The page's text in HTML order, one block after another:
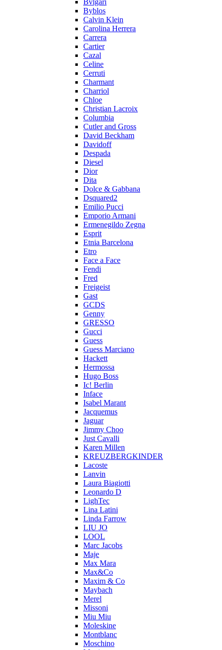
Bvlgari
Byblos
Calvin Klein
Carolina Herrera
Carrera
Cartier
Cazal
Celine
Cerruti
Charmant
Charriol
Chloe
Christian Lacroix
Columbia
Cutler and Gross
David Beckham
Davidoff
Despada
Diesel
Dior
Dita
Dolce & Gabbana
Dsquared2
Emilio Pucci
Emporio Armani
Ermenegildo Zegna
Esprit
Etnia Barcelona
Etro
Face a Face
Fendi
Fred
Freigeist
Gast
GCDS
Genny
GRESSO
Gucci
Guess
Guess Marciano
Hackett
Hermossa
Hugo Boss
Ic! Berlin
Inface
Isabel Marant
Jacquemus
Jaguar
Jimmy Choo
Just Cavalli
Karen Millen
KREUZBERGKINDER
Lacoste
Lanvin
Laura Biagiotti
Leonardo D
LighTec
Lina Latini
Linda Farrow
LIU JO
LOOL
Marc Jacobs
Maje
Max Mara
Max&Co
Maxim & Co
Maybach
Merel
Missoni
Miu Miu
Moleskine
Montblanc
Moschino